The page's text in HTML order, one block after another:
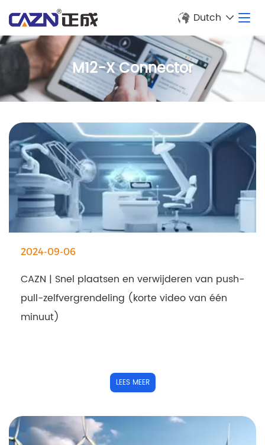
Dutch
M12-X Connector
2024-09-06
CAZN | Snel plaatsen en verwijderen van push-
pull-zelfvergrendeling (korte video van één
minuut)
LEES MEER